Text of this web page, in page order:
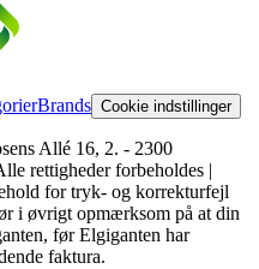
Brands Cookie indstillinger
Allé 16, 2. - 2300
rettigheder forbeholdes |
for tryk- og korrekturfejl
i øvrigt opmærksom på at din
før Elgiganten har
faktura.